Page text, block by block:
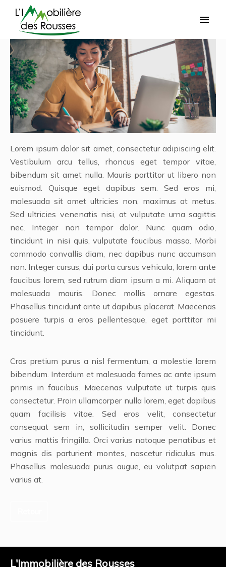
Lorem ipsum dolor sit amet, consectetur adipiscing elit.
Vestibulum arcu tellus, rhoncus eget tempor vitae,
bibendum sit amet nulla. Mauris porttitor ut libero non
euismod. Quisque eget dapibus sem. Sed eros mi,
malesuada sit amet ultricies non, maximus at metus.
Sed ultricies venenatis nisi, at vulputate urna sagittis
nec. Integer non tempor dolor. Nunc quam odio,
tincidunt in nisi quis, vulputate faucibus massa. Morbi
commodo convallis diam, nec dapibus nunc accumsan
non. Integer cursus, dui porta cursus vehicula, lorem ante
faucibus lorem, sed rutrum diam ipsum a mi. Aliquam at
malesuada mauris. Donec mollis ornare egestas.
Phasellus tincidunt ante ut dapibus placerat. Maecenas
posuere turpis a eros pellentesque, eget porttitor mi
tincidunt.
Cras pretium purus a nisl fermentum, a molestie lorem
bibendum. Interdum et malesuada fames ac ante ipsum
primis in faucibus. Maecenas vulputate ut turpis quis
consectetur. Proin ullamcorper nulla lorem, eget dapibus
quam facilisis vitae. Sed eros velit, consectetur
consequat sem in, sollicitudin semper velit. Donec
varius mattis fringilla. Orci varius natoque penatibus et
magnis dis parturient montes, nascetur ridiculus mus.
Phasellus malesuada purus augue, eu volutpat sapien
varius at.
L'Immobilière des Rousses